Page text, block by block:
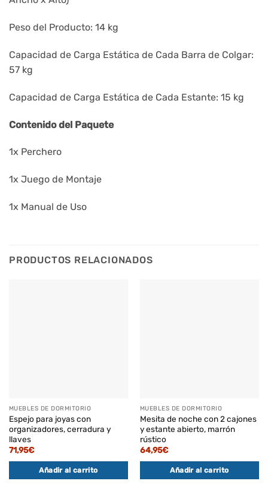
Peso del Producto: 14 kg
Capacidad de Carga Estática de Cada Barra de Colgar:
57 kg
Capacidad de Carga Estática de Cada Estante: 15 kg
Contenido del Paquete
1x Perchero
1x Juego de Montaje
1x Manual de Uso
PRODUCTOS RELACIONADOS
MUEBLES DE DORMITORIO
Espejo para joyas con
organizadores, cerradura y
llaves
71,95€
Añadir al carrito
MUEBLES DE DORMITORIO
Mesita de noche con 2 cajones
y estante abierto, marrón
rústico
64,95€
Añadir al carrito